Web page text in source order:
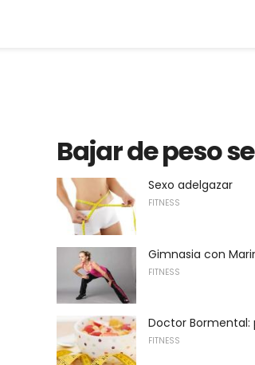
Bajar de peso
Sexo adelgazar
FITNESS
Gimnasia con
FITNESS
Doctor Bormental:
FITNESS